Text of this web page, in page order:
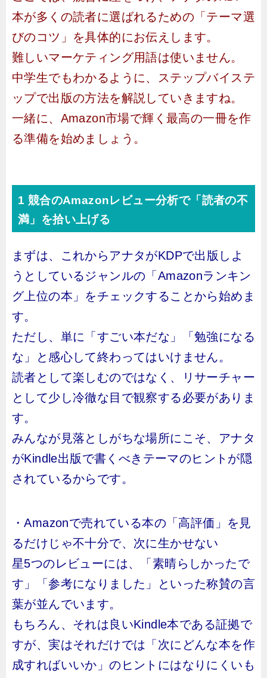
本が多くの読者に選ばれるための「テーマ選
びのコツ」を具体的にお伝えします。
難しいマーケティング用語は使いません。
中学生でもわかるように、ステップバイステ
ップで出版の方法を解説していきますね。
一緒に、Amazon市場で輝く最高の一冊を作
る準備を始めましょう。
1 競合のAmazonレビュー分析で「読者の不
満」を拾い上げる
まずは、これからアナタがKDPで出版しよ
うとしているジャンルの「Amazonランキン
グ上位の本」をチェックすることから始めま
す。
ただし、単に「すごい本だな」「勉強になる
な」と感心して終わってはいけません。
読者として楽しむのではなく、リサーチャー
として少し冷徹な目で観察する必要がありま
す。
みんなが見落としがちな場所にこそ、アナタ
がKindle出版で書くべきテーマのヒントが隠
されているからです。
・Amazonで売れている本の「高評価」を見
るだけじゃ不十分で、次に生かせない
星5つのレビューには、「素晴らしかったで
す」「参考になりました」といった称賛の言
葉が並んでいます。
もちろん、それは良いKindle本である証拠で
すが、実はそれだけでは「次にどんな本を作
成すればいいか」のヒントにはなりにくいも